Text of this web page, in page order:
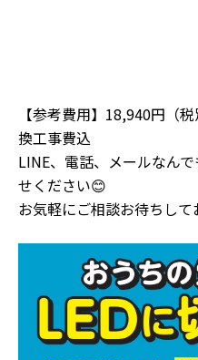
【参考費用】18,940円（
換工事費込
LINE、電話、メールなん
せください😊
お気軽にご相談お待ちして